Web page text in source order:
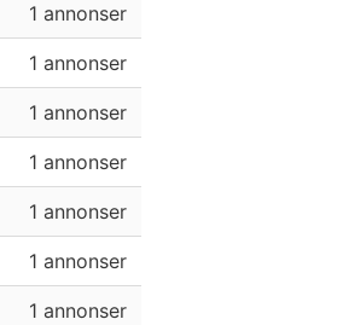
1 annonser
1 annonser
1 annonser
1 annonser
1 annonser
1 annonser
1 annonser